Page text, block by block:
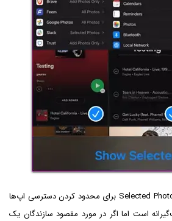
طبعاً انتخاب کردن گزینه‌ی Selected Photos‌ برای محدود کردن دسترسی اپ‌ها
است اما اگر در مورد مقصود سازندگان یک